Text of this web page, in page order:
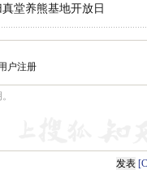
堂养熊基地开放日
户注册